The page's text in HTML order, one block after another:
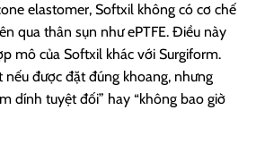
elastomer, Softxil không có cơ chế
qua thân sụn như ePTFE. Điều này
mô của Softxil khác với Surgiform.
được đặt đúng khoang, nhưng
dính tuyệt đối” hay “không bao giờ